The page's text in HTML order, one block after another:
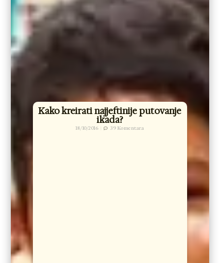
Kako kreirati najjeftinije putovanje
ikada?
18/10/2016 39 Komentara